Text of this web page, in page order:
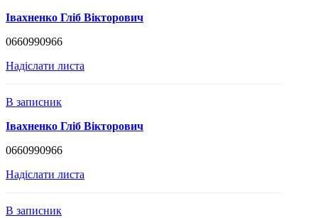
Івахненко Гліб Вікторович
0660990966
Надіслати листа
В записник
Івахненко Гліб Вікторович
0660990966
Надіслати листа
В записник